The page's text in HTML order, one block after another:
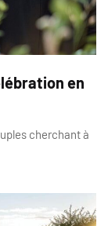
en
cherchant à